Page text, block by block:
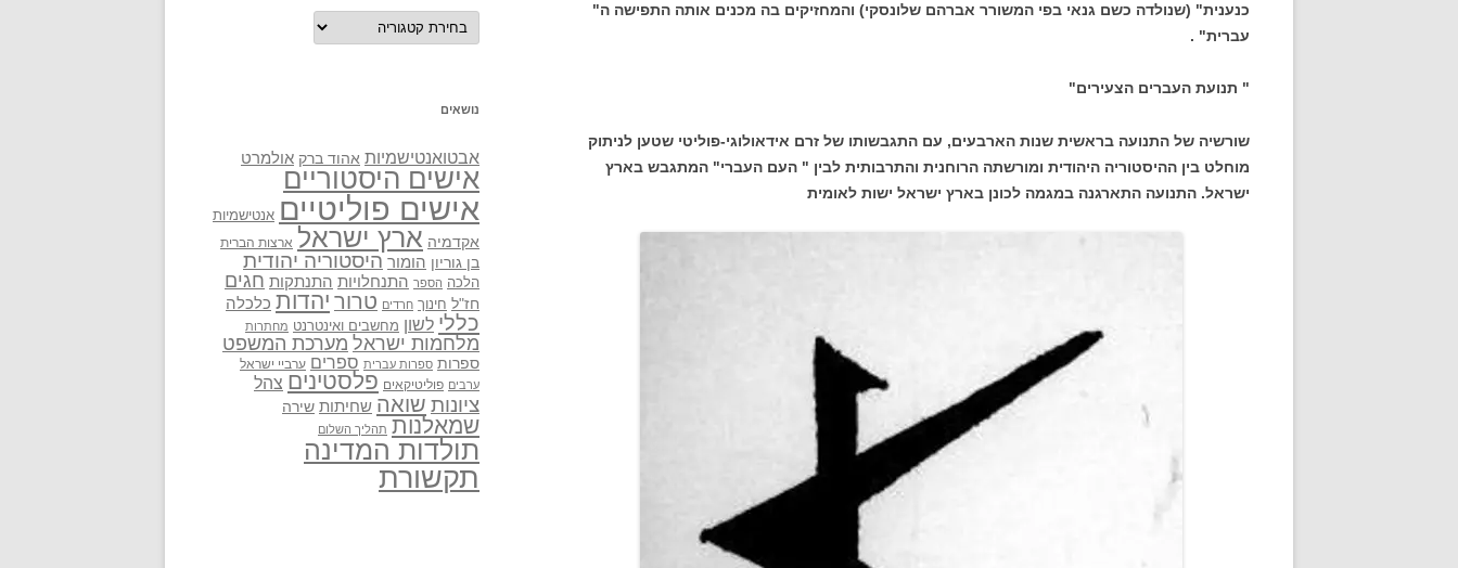
כנענית" (שנולדה כשם גנאי בפי המשורר אברהם שלונסקי) והמחזיקים בה מכנים אותה התפישה ה"
עברית" .
" תנועת העברים הצעירים"
שורשיה של התנועה בראשית שנות הארבעים, עם התגבשותו של זרם אידאולוגי-פוליטי שטען לניתוק
מוחלט בין ההיסטוריה היהודית ומורשתה הרוחנית והתרבותית לבין " העם העברי" המתגבש בארץ
ישראל. התנועה התארגנה במגמה לכונן בארץ ישראל ישות לאומית
נושאים
נושאים
אבטואנטישמיות אהוד ברק אולמרט
אישים היסטוריים
אישים פוליטיים אנטישמיות
אקדמיה ארץ ישראל ארצות הברית
בן גוריון הומור היסטוריה יהודית
הלכה הספר התנחלויות התנתקות חגים
חז"ל חינוך חרדים טרור יהדות כלכלה
כללי לשון מחשבים ואינטרנט מחתרות
מלחמות ישראל מערכת המשפט
ספרות ספרות עברית ספרים ערביי ישראל
ערבים פוליטיקאים פלסטינים צהל
ציונות שואה שחיתות שירה
שמאלנות תהליך השלום
תולדות המדינה
תקשורת